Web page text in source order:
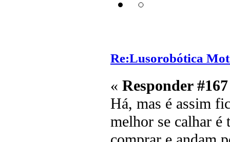
Re:Lusorobótica
« Responder
Há, mas é assim
melhor se calhar é